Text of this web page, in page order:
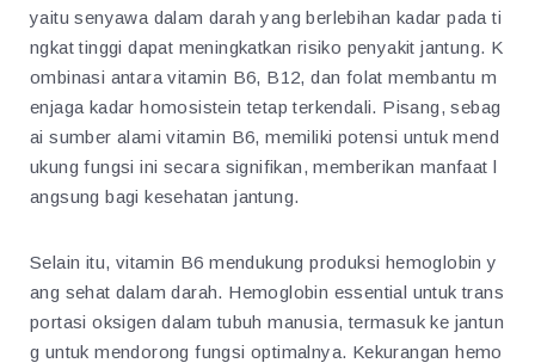
yaitu senyawa dalam darah yang berlebihan kadar pada ti
ngkat tinggi dapat meningkatkan risiko penyakit jantung. K
ombinasi antara vitamin B6, B12, dan folat membantu m
enjaga kadar homosistein tetap terkendali. Pisang, sebag
ai sumber alami vitamin B6, memiliki potensi untuk mend
ukung fungsi ini secara signifikan, memberikan manfaat l
angsung bagi kesehatan jantung.
Selain itu, vitamin B6 mendukung produksi hemoglobin y
ang sehat dalam darah. Hemoglobin essential untuk trans
portasi oksigen dalam tubuh manusia, termasuk ke jantun
g untuk mendorong fungsi optimalnya. Kekurangan hemo